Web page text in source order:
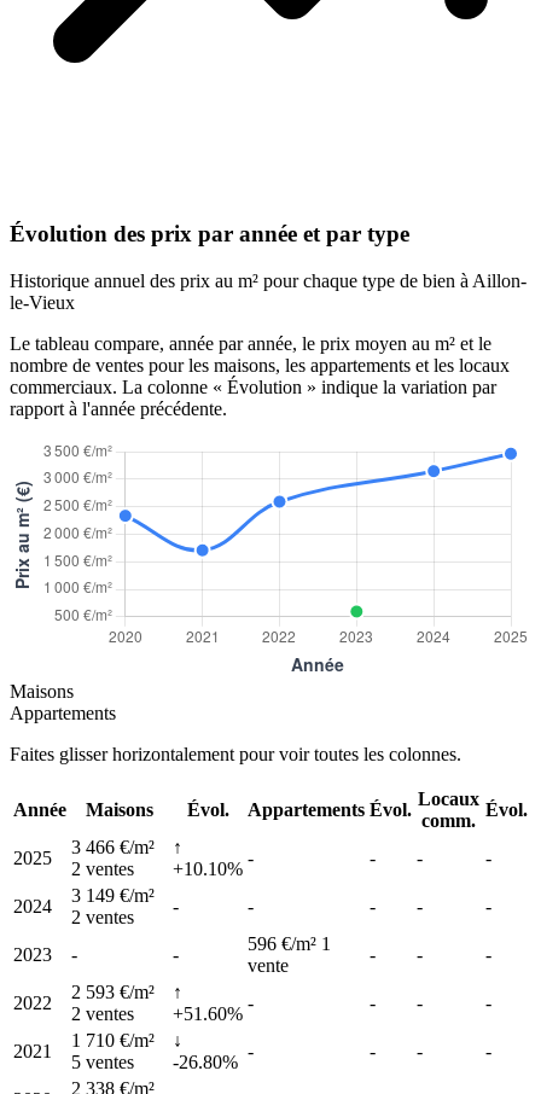
Évolution des prix par année et par type
Historique annuel des prix au m² pour chaque type de bien à Aillon-
le-Vieux
Le tableau compare, année par année, le prix moyen au m² et le
nombre de ventes pour les maisons, les appartements et les locaux
commerciaux. La colonne « Évolution » indique la variation par
rapport à l'année précédente.
Maisons
Appartements
Faites glisser horizontalement pour voir toutes les colonnes.
Année Maisons Évol. Appartements Évol.
Locaux
comm.
Évol.
2025
3 466 €/m²
2 ventes
↑
+10.10%
- - - -
2024
3 149 €/m²
2 ventes
- - - - -
2023 - -
596 €/m² 1
vente
- - -
2022
2 593 €/m²
2 ventes
↑
+51.60%
- - - -
2021
1 710 €/m²
5 ventes
↓
-26.80%
- - - -
2 338 €/m²